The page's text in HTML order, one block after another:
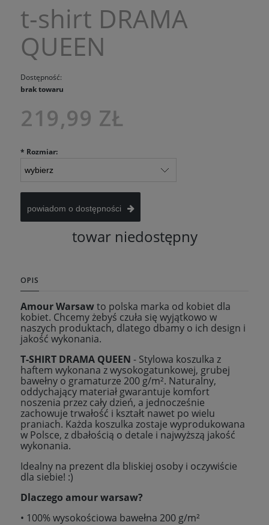
t-shirt DRAMA
QUEEN
Dostępność:
brak towaru
219,99 ZŁ
* Rozmiar:
powiadom o dostępności
towar niedostępny
OPIS
Amour Warsawto polska marka od kobiet dla
kobiet. Chcemy żebyś czuła się wyjątkowo w
naszych produktach, dlatego dbamy o ich design i
jakość wykonania.
T-SHIRT DRAMA QUEEN - Stylowa koszulka z
haftem wykonana z wysokogatunkowej, grubej
bawełny o gramaturze 200 g/m². Naturalny,
oddychający materiał gwarantuje komfort
noszenia przez cały dzień, a jednocześnie
zachowuje trwałość i kształt nawet po wielu
praniach. Każda koszulka zostaje wyprodukowana
w Polsce, z dbałością o detale i najwyższą jakość
wykonania.
Idealny na prezent dla bliskiej osoby i oczywiście
dla siebie! :)
Dlaczego amour warsaw?
• 100% wysokościowa bawełna 200 g/m²